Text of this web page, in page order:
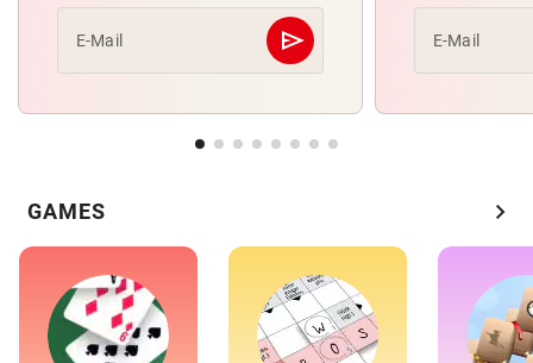
E-Mail send
Abschicken E-Mail
GAMES chevron_right